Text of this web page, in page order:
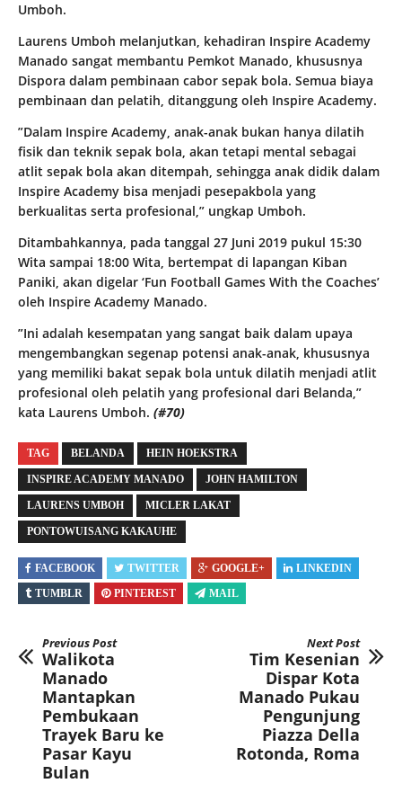
Umboh.
Laurens Umboh melanjutkan, kehadiran Inspire Academy
Manado sangat membantu Pemkot Manado, khususnya
Dispora dalam pembinaan cabor sepak bola. Semua biaya
pembinaan dan pelatih, ditanggung oleh Inspire Academy.
”Dalam Inspire Academy, anak-anak bukan hanya dilatih
fisik dan teknik sepak bola, akan tetapi mental sebagai
atlit sepak bola akan ditempah, sehingga anak didik dalam
Inspire Academy bisa menjadi pesepakbola yang
berkualitas serta profesional,” ungkap Umboh.
Ditambahkannya, pada tanggal 27 Juni 2019 pukul 15:30
Wita sampai 18:00 Wita, bertempat di lapangan Kiban
Paniki, akan digelar ‘Fun Football Games With the Coaches’
oleh Inspire Academy Manado.
”Ini adalah kesempatan yang sangat baik dalam upaya
mengembangkan segenap potensi anak-anak, khususnya
yang memiliki bakat sepak bola untuk dilatih menjadi atlit
profesional oleh pelatih yang profesional dari Belanda,”
kata Laurens Umboh. (#70)
TAG BELANDA HEIN HOEKSTRA
INSPIRE ACADEMY MANADO JOHN HAMILTON
LAURENS UMBOH MICLER LAKAT
PONTOWUISANG KAKAUHE
FACEBOOK TWITTER GOOGLE+
LINKEDIN
TUMBLR
PINTEREST MAIL
Previous Post
Walikota
Manado
Mantapkan
Pembukaan
Trayek Baru ke
Pasar Kayu
Bulan
Next Post
Tim Kesenian
Dispar Kota
Manado Pukau
Pengunjung
Piazza Della
Rotonda, Roma